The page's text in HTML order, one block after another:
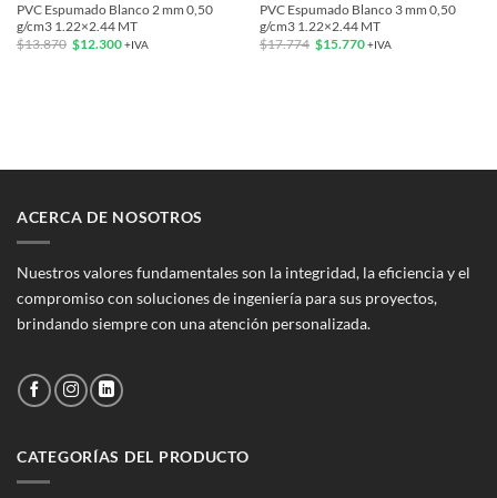
PVC Espumado Blanco 2 mm 0,50
g/cm3 1.22×2.44 MT
$13.870 El
precio
$12.300El+IVA
PVC Espumado Blanco 3 mm 0,50
g/cm3 1.22×2.44 MT
$17.774 El
precio
$15.770El+IVA
ACERCA DE NOSOTROS
Nuestros valores fundamentales son la integridad, la eficiencia y el
compromiso con soluciones de ingeniería para sus proyectos,
brindando siempre con una atención personalizada.
CATEGORÍAS DEL PRODUCTO